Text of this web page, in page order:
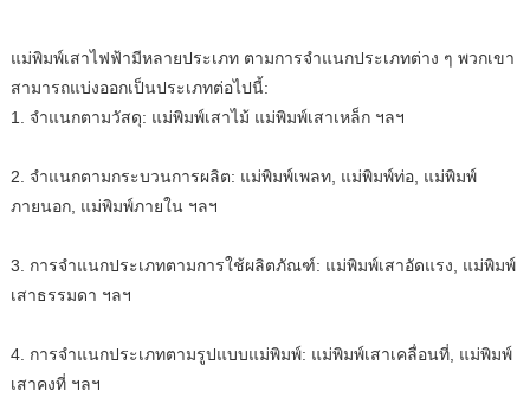
แม่พิมพ์เสาไฟฟ้ามีหลายประเภท ตามการจำแนกประเภทต่าง ๆ พวกเขา
สามารถแบ่งออกเป็นประเภทต่อไปนี้:
1. จำแนกตามวัสดุ: แม่พิมพ์เสาไม้ แม่พิมพ์เสาเหล็ก ฯลฯ
2. จำแนกตามกระบวนการผลิต: แม่พิมพ์เพลท, แม่พิมพ์ท่อ, แม่พิมพ์
ภายนอก, แม่พิมพ์ภายใน ฯลฯ
3. การจำแนกประเภทตามการใช้ผลิตภัณฑ์: แม่พิมพ์เสาอัดแรง, แม่พิมพ์
เสาธรรมดา ฯลฯ
4. การจำแนกประเภทตามรูปแบบแม่พิมพ์: แม่พิมพ์เสาเคลื่อนที่, แม่พิมพ์
เสาคงที่ ฯลฯ